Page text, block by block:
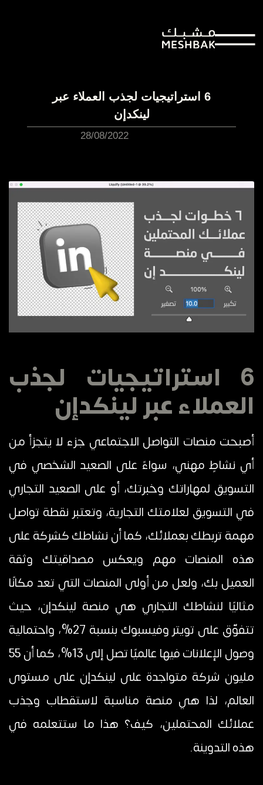
6 استراتيجيات لجذب العملاء عبر
لينكدإن
28/08/2022
6 استراتيجيات لجذب
العملاء عبر لينكدإن
أصبحت منصات التواصل الاجتماعي جزء لا يتجزأ من
أي نشاطٍ مهني، سواءً على الصعيد الشخصي في
التسويق لمهاراتك وخبرتك، أو على الصعيد التجاري
في التسويق لعلامتك التجارية، وتعتبر نقطة تواصل
مهمة تربطك بعملائك، كما أن نشاطك كشركة على
هذه المنصات مهم ويعكس مصداقيتك وثقة
العميل بك، ولعل من أولى المنصات التي تعد مكانًا
مثاليًا لنشاطك التجاري هي منصة لينكدإن، حيث
تتفوّق على تويتر وفيسبوك بنسبة 27%، واحتمالية
وصول الإعلانات فيها عالميًا تصل إلى 13%، كما أن 55
مليون شركة متواجدة على لينكدإن على مستوى
العالم، لذا هي منصة مناسبة لاستقطاب وجذب
عملائك المحتملين، كيف؟ هذا ما ستتعلمه في
هذه التدوينة.